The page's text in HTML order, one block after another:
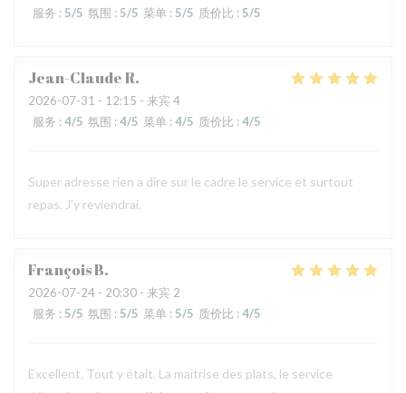
服务 : 5/5 氛围 : 5/5 菜单 : 5/5 质价比 : 5/5
Jean-ClaudeR
2026-07-31 - 12:15 - 来宾 4
服务 : 4/5 氛围 : 4/5 菜单 : 4/5 质价比 : 4/5
Super adresse rien a dire sur le cadre le service et surtout
repas. J'y reviendrai.
FrançoisB
2026-07-24 - 20:30 - 来宾 2
服务 : 5/5 氛围 : 5/5 菜单 : 5/5 质价比 : 4/5
Excellent. Tout y était. La maitrise des plats, le service